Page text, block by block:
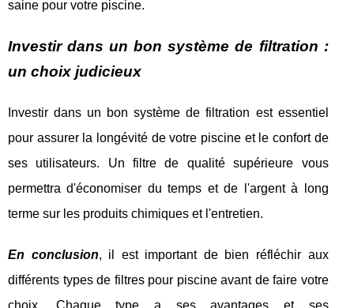
saine pour votre piscine.
Investir dans un bon système de filtration :
un choix judicieux
Investir dans un bon système de filtration est essentiel
pour assurer la longévité de votre piscine et le confort de
ses utilisateurs. Un filtre de qualité supérieure vous
permettra d'économiser du temps et de l'argent à long
terme sur les produits chimiques et l'entretien.
En conclusion, il est important de bien réfléchir aux
différents types de filtres pour piscine avant de faire votre